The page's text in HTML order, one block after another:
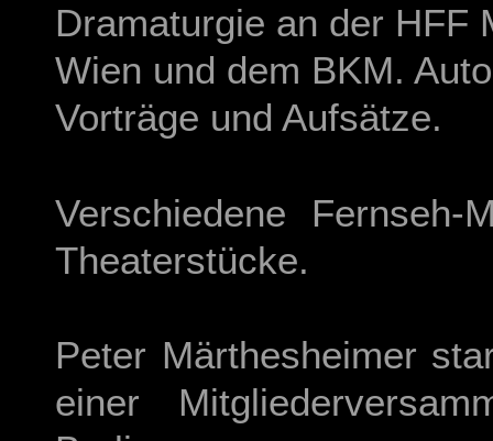
Dramaturgie an der HFF
Wien und dem BKM.
Vorträge und Aufsätze.
Verschiedene
Theaterstücke.
Peter Märthesheimer
einer